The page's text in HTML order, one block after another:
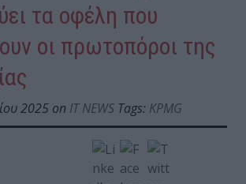
τα οφέλη που
οι πρωτοπόροι της
2025 on IT NEWS Tags: KPMG